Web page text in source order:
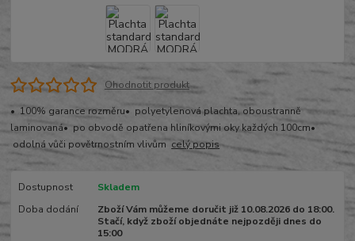
Ohodnotit produkt
• 100% garance rozměru• polyetylenová plachta, oboustranně
laminovaná• po obvodě opatřena hliníkovými oky každých 100cm•
odolná vůči povětrnostním vlivům celý popis
Dostupnost
Skladem
Doba dodání
Zboží Vám můžeme doručit již 10.08.2026 do 18:00.
Stačí, když zboží objednáte nejpozději dnes do
15:00